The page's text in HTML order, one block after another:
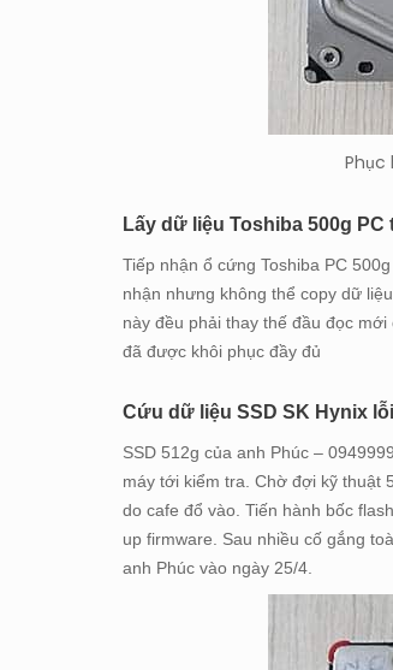
Phục
Lấy dữ liệu Toshiba 500g
Tiếp nhận ổ cứng Toshiba PC
nhận nhưng không thể copy dữ
này đều phải thay thế đầu đọc
đã được khôi phục đầy đủ
Cứu dữ liệu SSD SK Hynix
SSD 512g của anh Phúc –
máy tới kiểm tra. Chờ đợi kỹ thuật
do cafe đổ vào. Tiến hành bốc
up firmware. Sau nhiều cố gắng
anh Phúc vào ngày 25/4.